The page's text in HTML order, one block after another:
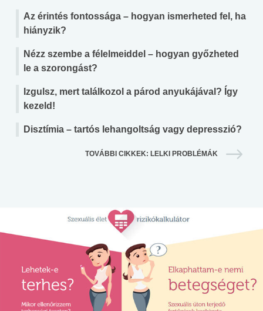
Az érintés fontossága – hogyan ismerheted fel, ha
hiányzik?
Nézz szembe a félelmeiddel – hogyan győzheted
le a szorongást?
Izgulsz, mert találkozol a párod anyukájával? Így
kezeld!
Disztímia – tartós lehangoltság vagy depresszió?
TOVÁBBI CIKKEK: LELKI PROBLÉMÁK